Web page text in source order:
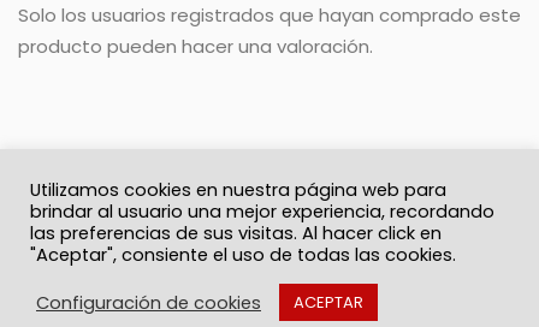
Solo los usuarios registrados que hayan comprado este
producto pueden hacer una valoración.
© 2026 Solo Recuerdos
Política de privacidad Términos y Condiciones
Utilizamos cookies en nuestra página web para
brindar al usuario una mejor experiencia, recordando
las preferencias de sus visitas. Al hacer click en
"Aceptar", consiente el uso de todas las cookies.
Configuración de cookies
ACEPTAR